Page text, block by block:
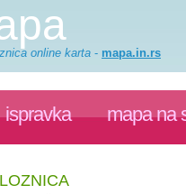
online karta - mapa.in.rs
ispravka mapa na